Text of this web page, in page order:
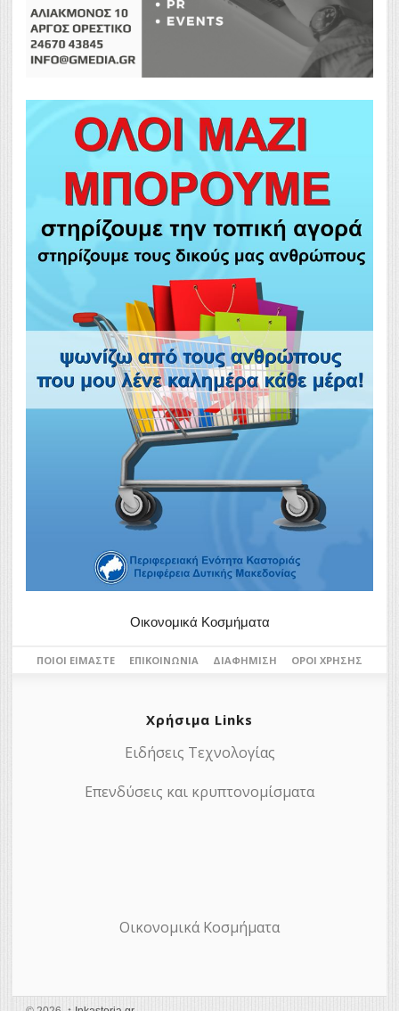
Οικονομικά Κοσμήματα
ΠΟΙΟΙ ΕΊΜΑΣΤΕ ΕΠΙΚΟΙΝΩΝΊΑ ΔΙΑΦΉΜΙΣΗ ΌΡΟΙ ΧΡΉΣΗΣ
Χρήσιμα Links
Ειδήσεις Τεχνολογίας
Επενδύσεις και κρυπτονομίσματα
Οικονομικά Κοσμήματα